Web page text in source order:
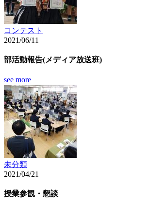
コンテスト
2021/06/11
部活動報告(メディア放送班)
see more
未分類
2021/04/21
授業参観・懇談